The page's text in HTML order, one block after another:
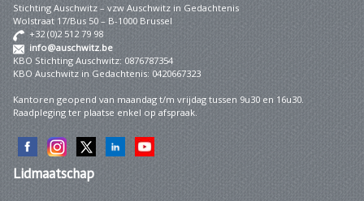
Stichting Auschwitz – vzw Auschwitz in Gedachtenis
Wolstraat 17/Bus 50 – B-1000 Brussel
+32 (0)2 512 79 98
info@auschwitz.be
KBO Stichting Auschwitz: 0876787354
KBO Auschwitz in Gedachtenis: 0420667323
Kantoren geopend van maandag t/m vrijdag tussen 9u30 en 16u30.
Raadpleging ter plaatse enkel op afspraak.
Lidmaatschap